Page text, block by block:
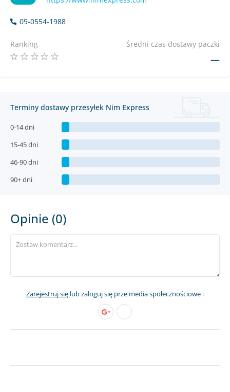
09-0554-1988
Ranking Średni czas dostawy paczki
—
Terminy dostawy przesyłek Nim Express
0-14 dni
15-45 dni
46-90 dni
90+ dni
Opinie (0)
Zarejestruj się lub zaloguj się prze media społecznościowe :